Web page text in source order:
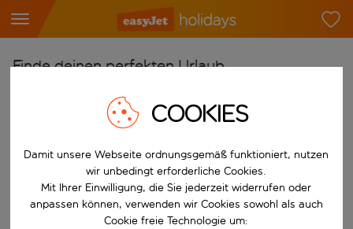
Finde deinen perfekten Urlaub
Beginne mit der Eingabe für die automatische
Flughafen wählen
Beginne mit der Eingabe für die automatische
Reiseziel wählen
Nach
Wann
COOKIES
Damit unsere Webseite ordnungsgemäß funktioniert, nutzen
wir unbedingt erforderliche Cookies.
Mit Ihrer Einwilligung, die Sie jederzeit widerrufen oder
anpassen können, verwenden wir Cookies sowohl als auch
Cookie freie Technologie um: